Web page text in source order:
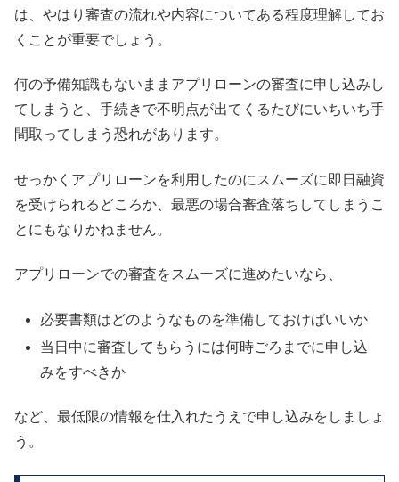
は、やはり審査の流れや内容についてある程度理解してお
くことが重要でしょう。
何の予備知識もないままアプリローンの審査に申し込みし
てしまうと、手続きで不明点が出てくるたびにいちいち手
間取ってしまう恐れがあります。
せっかくアプリローンを利用したのにスムーズに即日融資
を受けられるどころか、最悪の場合審査落ちしてしまうこ
とにもなりかねません。
アプリローンでの審査をスムーズに進めたいなら、
必要書類はどのようなものを準備しておけばいいか
当日中に審査してもらうには何時ごろまでに申し込
みをすべきか
など、最低限の情報を仕入れたうえで申し込みをしましょ
う。